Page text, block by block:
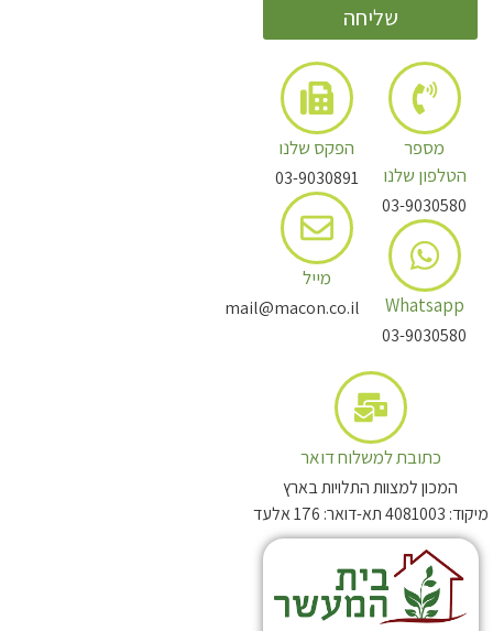
שליחה
מספר
הטלפון שלנו
03-9030580
Whatsapp
03-9030580
הפקס שלנו
03-9030891
מייל
mail@macon.co.il
כתובת למשלוח דואר
המכון למצוות התלויות בארץ
מיקוד: 4081003 תא-דואר: 176 אלעד